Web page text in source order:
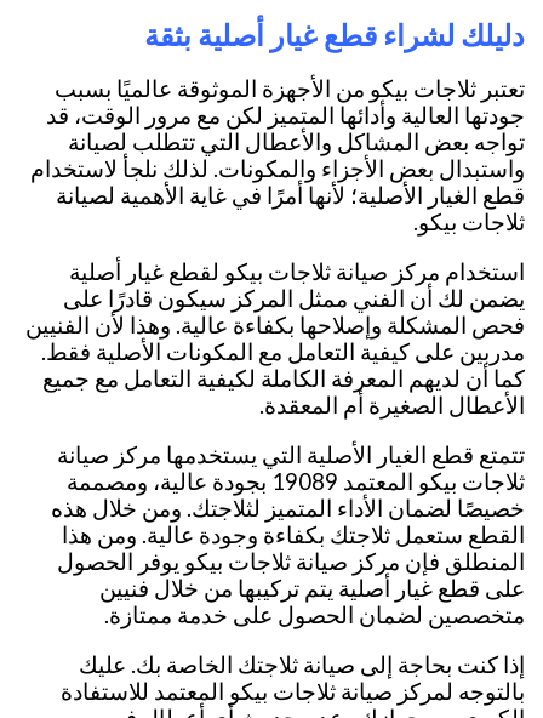
دليلك لشراء قطع غيار أصلية بثقة
تعتبر ثلاجات بيكو من الأجهزة الموثوقة عالميًا بسبب
جودتها العالية وأدائها المتميز لكن مع مرور الوقت، قد
تواجه بعض المشاكل والأعطال التي تتطلب لصيانة
واستبدال بعض الأجزاء والمكونات. لذلك نلجأ لاستخدام
قطع الغيار الأصلية؛ لأنها أمرًا في غاية الأهمية لصيانة
ثلاجات بيكو.
استخدام مركز صيانة ثلاجات بيكو لقطع غيار أصلية
يضمن لك أن الفني ممثل المركز سيكون قادرًا على
فحص المشكلة وإصلاحها بكفاءة عالية. وهذا لأن الفنيين
مدربين على كيفية التعامل مع المكونات الأصلية فقط.
كما أن لديهم المعرفة الكاملة لكيفية التعامل مع جميع
الأعطال الصغيرة أم المعقدة.
تتمتع قطع الغيار الأصلية التي يستخدمها مركز صيانة
ثلاجات بيكو المعتمد 19089 بجودة عالية، ومصممة
خصيصًا لضمان الأداء المتميز لثلاجتك. ومن خلال هذه
القطع ستعمل ثلاجتك بكفاءة وجودة عالية. ومن هذا
المنطلق فإن مركز صيانة ثلاجات بيكو يوفر الحصول
على قطع غيار أصلية يتم تركيبها من خلال فنيين
متخصصين لضمان الحصول على خدمة ممتازة.
إذا كنت بحاجة إلى صيانة ثلاجتك الخاصة بك. عليك
بالتوجه لمركز صيانة ثلاجات بيكو المعتمد للاستفادة